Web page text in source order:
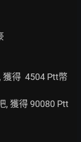
獲得  4504 Ptt幣
, 獲得 90080 Ptt